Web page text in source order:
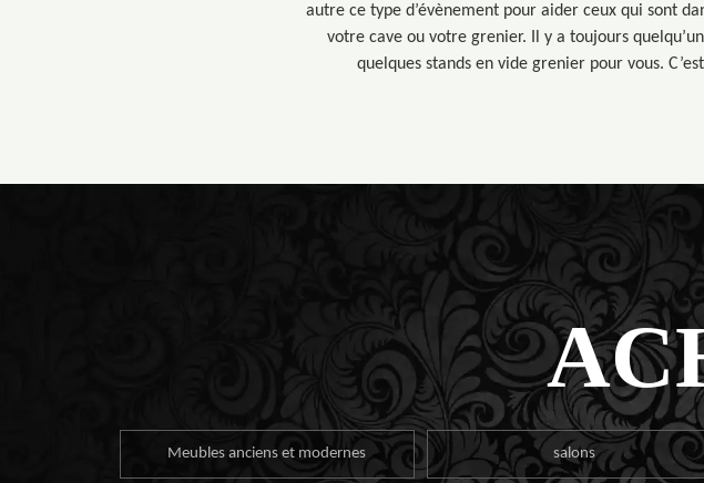
autre ce type d’évènement pour aider ceux qui sont
votre cave ou votre grenier. Il y a toujours
quelques stands en vide grenier pour vous.
Meubles anciens et modernes salons